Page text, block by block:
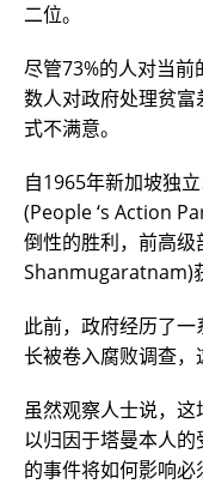
二位。
尽管73%的人对当
数人对政府处理贫
式不满意。
自1965年新加坡独
(People ‘s Action
倒性的胜利，前高
Shanmugaratnam)
此前，政府经历了
长被卷入腐败调查，
虽然观察人士说，
以归因于塔曼本人
的事件将如何影响必